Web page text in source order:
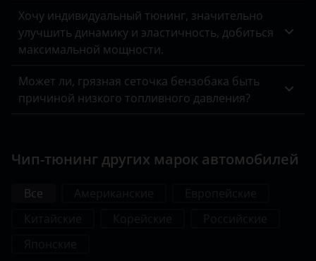
Хочу индивидуальный тюнинг, значительно
улучшить динамику и эластичность, добиться
максимальной мощности.
Может ли, грязная сеточка бензобака быть
причиной низкого топливного давления?
Чип-тюнинг других марок автомобилей
Все